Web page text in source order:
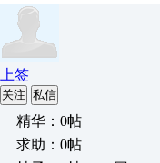
上签
关注 私信
精华：0帖
求助：0帖